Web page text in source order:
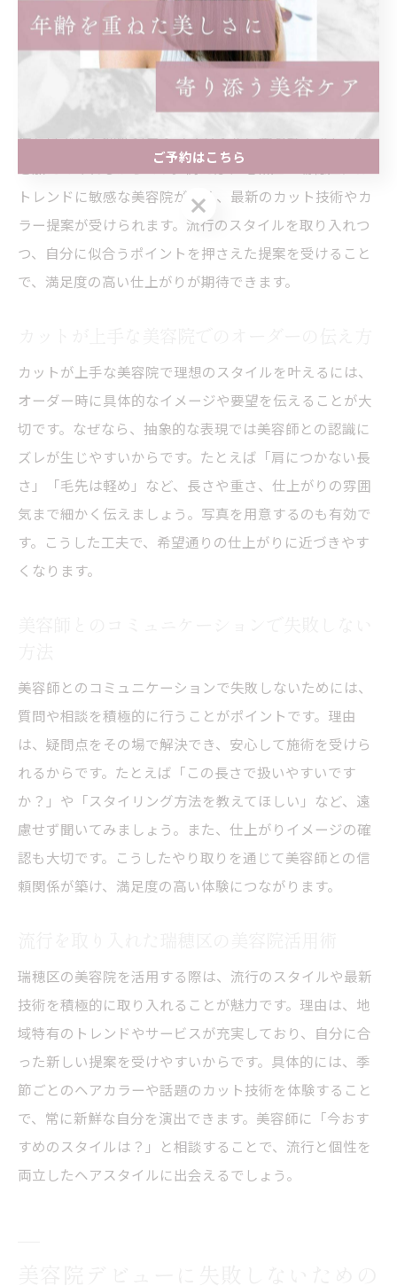
トレンドと自分らしさを両立する美容院の選
択
トレンドを取り入れつつ自分らしさを大切にするには、
提案力の高い美容院を選ぶことが肝心です。理由は、流
行だけでなく個性やライフスタイルに合わせてアレンジ
を加えてくれるからです。例えば、昭和区・瑞穂区には
トレンドに敏感な美容院が多く、最新のカット技術やカ
ラー提案が受けられます。流行のスタイルを取り入れつ
つ、自分に似合うポイントを押さえた提案を受けること
で、満足度の高い仕上がりが期待できます。
カットが上手な美容院で理想のスタイルを叶えるには、
オーダー時に具体的なイメージや要望を伝えることが大
切です。なぜなら、抽象的な表現では美容師との認識に
ズレが生じやすいからです。たとえば「肩につかない長
さ」「毛先は軽め」など、長さや重さ、仕上がりの雰囲
気まで細かく伝えましょう。写真を用意するのも有効で
す。こうした工夫で、希望通りの仕上がりに近づきやす
くなります。
美容師とのコミュニケーションで失敗しないためには、
質問や相談を積極的に行うことがポイントです。理由
は、疑問点をその場で解決でき、安心して施術を受けら
れるからです。たとえば「この長さで扱いやすいです
か？」や「スタイリング方法を教えてほしい」など、遠
慮せず聞いてみましょう。また、仕上がりイメージの確
認も大切です。こうしたやり取りを通じて美容師との信
頼関係が築け、満足度の高い体験につながります。
瑞穂区の美容院を活用する際は、流行のスタイルや最新
技術を積極的に取り入れることが魅力です。理由は、地
域特有のトレンドやサービスが充実しており、自分に合
った新しい提案を受けやすいからです。具体的には、季
節ごとのヘアカラーや話題のカット技術を体験すること
で、常に新鮮な自分を演出できます。美容師に「今おす
すめのスタイルは？」と相談することで、流行と個性を
両立したヘアスタイルに出会えるでしょう。
ご予約はこちら
ご予約はこちら